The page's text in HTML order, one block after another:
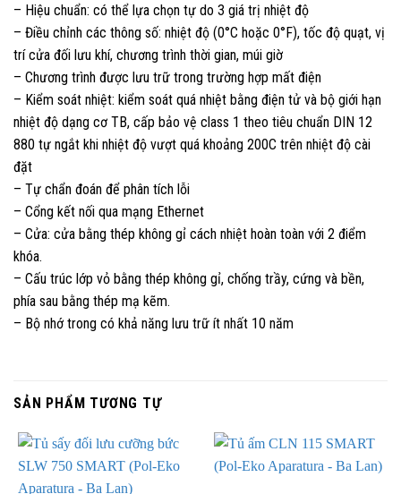
– Hiệu chuẩn: có thể lựa chọn tự do 3 giá trị nhiệt độ
– Điều chỉnh các thông số: nhiệt độ (0°C hoặc 0°F), tốc độ quạt, vị
trí cửa đối lưu khí, chương trình thời gian, múi giờ
– Chương trình được lưu trữ trong trường hợp mất điện
– Kiểm soát nhiệt: kiểm soát quá nhiệt bằng điện tử và bộ giới hạn
nhiệt độ dạng cơ TB, cấp bảo vệ class 1 theo tiêu chuẩn DIN 12
880 tự ngắt khi nhiệt độ vượt quá khoảng 200C trên nhiệt độ cài
đặt
– Tự chẩn đoán để phân tích lỗi
– Cổng kết nối qua mạng Ethernet
– Cửa: cửa bằng thép không gỉ cách nhiệt hoàn toàn với 2 điểm
khóa.
– Cấu trúc lớp vỏ bằng thép không gỉ, chống trầy, cứng và bền,
phía sau bằng thép mạ kẽm.
– Bộ nhớ trong có khả năng lưu trữ ít nhất 10 năm
SẢN PHẨM TƯƠNG TỰ